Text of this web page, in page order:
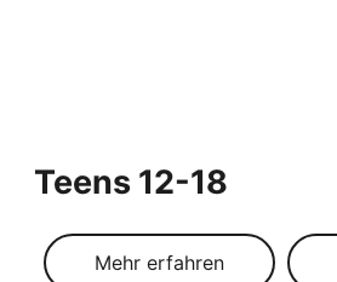
Teens 12-18
Mehr erfahren